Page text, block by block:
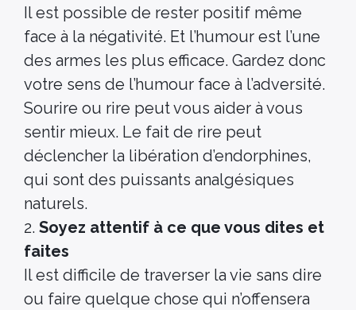
Il est possible de rester positif même
face à la négativité. Et l’humour est l’une
des armes les plus efficace. Gardez donc
votre sens de l’humour face à l’adversité.
Sourire ou rire peut vous aider à vous
sentir mieux. Le fait de rire peut
déclencher la libération d’endorphines,
qui sont des puissants analgésiques
naturels.
2. Soyez attentif à ce que vous dites et
faites
Il est difficile de traverser la vie sans dire
ou faire quelque chose qui n’offensera